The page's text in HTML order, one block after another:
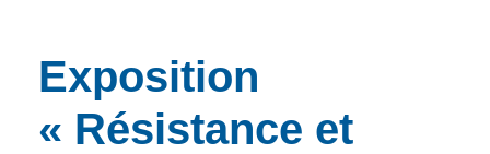
Exposition
« Résistance et